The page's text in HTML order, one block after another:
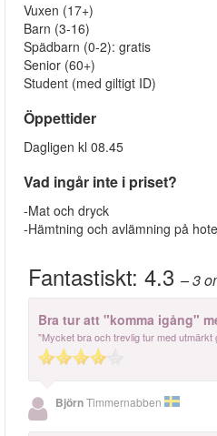
Vuxen (17+)
Barn (3-16)
Spädbarn (0-2): gratis
Senior (60+)
Student (med giltigt ID)
Öppettider
Dagligen kl 08.45
Vad ingår inte i priset?
-Mat och dryck
-Hämtning och avlämning på
Fantastiskt: 4.3 – 3
Bra tur att "komma igång"
"Mycket bra och trevlig tur med
BjörnTimmernabben